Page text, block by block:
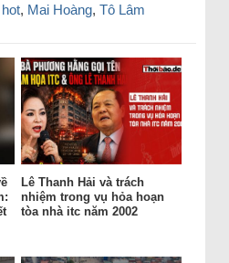
hot, Mai Hoàng, Tô Lâm
Lê Thanh Hải và trách
nhiệm trong vụ hỏa hoạn
tòa nhà itc năm 2002